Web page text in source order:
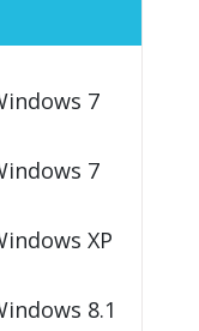
7
7
XP
8.1